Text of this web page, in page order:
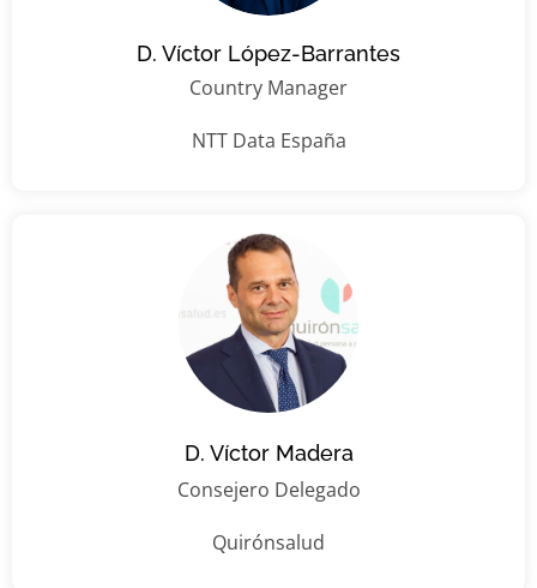
D. Víctor López-Barrantes
Country Manager
NTT Data España
D. Víctor Madera
Consejero Delegado
Quirónsalud